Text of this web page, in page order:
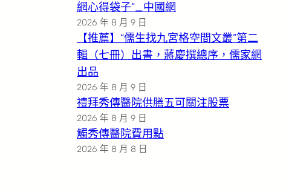
網心得袋子”_中國網
2026 年 8 月 9 日
【推薦】“儒生找九宮格空間文叢”第二
輯（七冊）出書，蔣慶撰總序，儒家網
出品
2026 年 8 月 9 日
禮拜秀傳醫院供膳五可關注股票
2026 年 8 月 9 日
觸秀傳醫院費用點
2026 年 8 月 8 日